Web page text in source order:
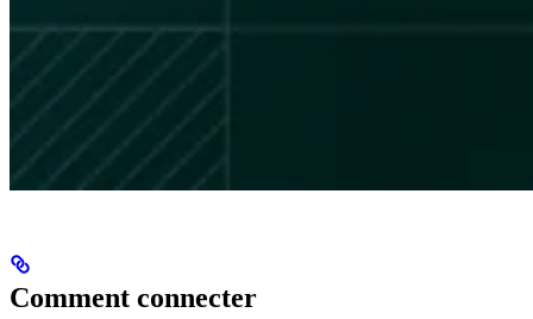
Comment connecter